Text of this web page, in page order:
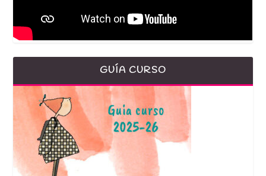
GUÍA CURSO